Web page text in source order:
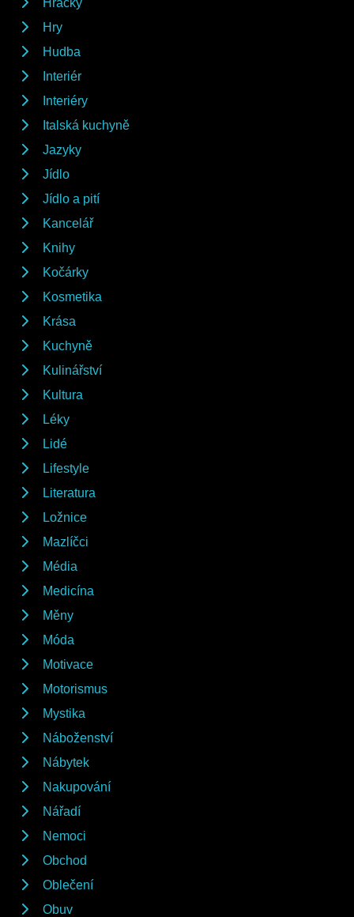
Hry
Hudba
Interiér
Interiéry
Italská kuchyně
Jazyky
Jídlo
Jídlo a pití
Kancelář
Knihy
Kočárky
Kosmetika
Krása
Kuchyně
Kulinářství
Kultura
Léky
Lidé
Lifestyle
Literatura
Ložnice
Mazlíčci
Média
Medicína
Měny
Móda
Motivace
Motorismus
Mystika
Náboženství
Nábytek
Nakupování
Nářadí
Nemoci
Obchod
Oblečení
Obuv